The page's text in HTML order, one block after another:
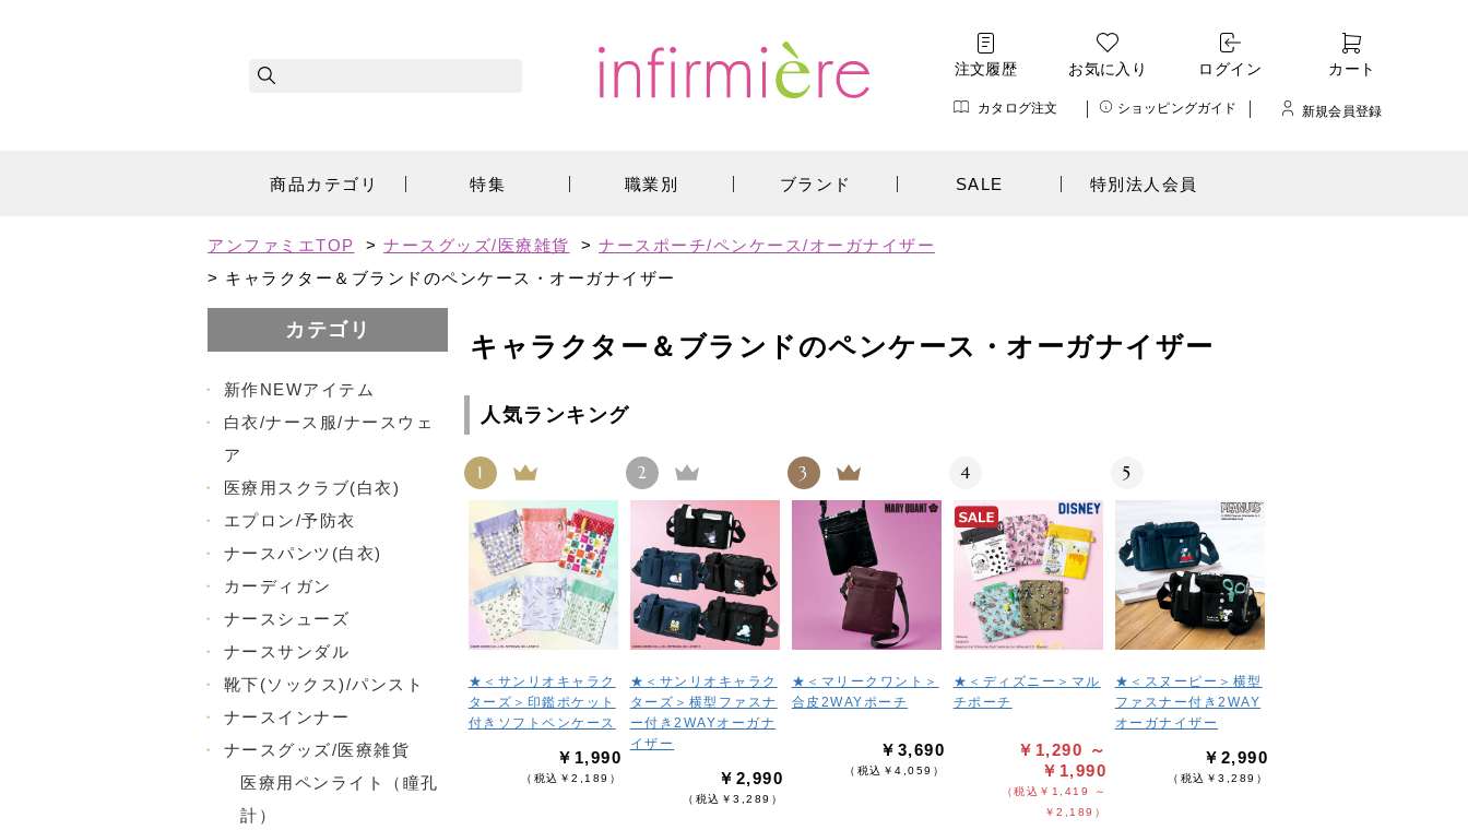
注文履歴 お気に入り ログイン カート
カタログ注文 ショッピングガイド 新規会員登録
商品カテゴリ 特集 職業別 ブランド SALE 特別法人会員
アンファミエTOP > ナースグッズ/医療雑貨 > ナースポーチ/ペンケース/オーガナイザー
> キャラクター＆ブランドのペンケース・オーガナイザー
カテゴリ
・
新作NEWアイテム
・
白衣/ナース服/ナースウェ
ア
・
医療用スクラブ(白衣)
・
エプロン/予防衣
・
ナースパンツ(白衣)
・
カーディガン
・
ナースシューズ
・
ナースサンダル
・
靴下(ソックス)/パンスト
・
ナースインナー
・
ナースグッズ/医療雑貨
医療用ペンライト（瞳孔
計）
キャラクター＆ブランドのペンケース・オーガナイザー
人気ランキング
1
★＜サンリオキャラク
ターズ＞印鑑ポケット
付きソフトペンケース
￥1,990
（税込￥2,189）
2
★＜サンリオキャラク
ターズ＞横型ファスナ
ー付き2WAYオーガナ
イザー
￥2,990
（税込￥3,289）
3
★＜マリークワント＞
合皮2WAYポーチ
￥3,690
（税込￥4,059）
4
★＜ディズニー＞マル
チポーチ
￥1,290 ～
￥1,990
（税込￥1,419 ～
￥2,189）
5
★＜スヌーピー＞横型
ファスナー付き2WAY
オーガナイザー
￥2,990
（税込￥3,289）